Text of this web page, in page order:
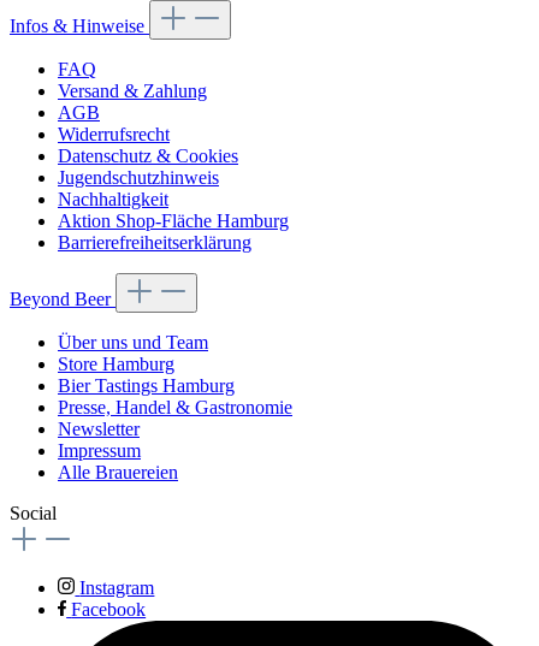
Infos & Hinweise
FAQ
Versand & Zahlung
AGB
Widerrufsrecht
Datenschutz & Cookies
Jugendschutzhinweis
Nachhaltigkeit
Aktion Shop-Fläche Hamburg
Barrierefreiheitserklärung
Beyond Beer
Über uns und Team
Store Hamburg
Bier Tastings Hamburg
Presse, Handel & Gastronomie
Newsletter
Impressum
Alle Brauereien
Social
Instagram
Facebook